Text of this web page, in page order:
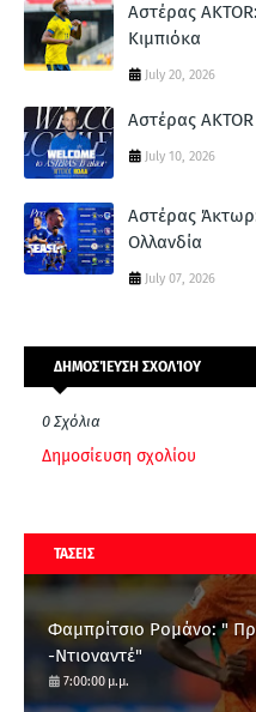
Αστέρας
Κιμπιόκα
July 20, 2026
Αστέρας
July 10, 2026
Αστέρας
Ολλανδία
July 07, 2026
ΔΗΜΟΣΊΕΥΣΗ ΣΧΟΛΊΟΥ
0 Σχόλια
Δημοσίευση σχολίου
ΤΑΣΕΙΣ
Φαμπρίτσιο Ρομάνο: "
-Ντιοναντέ"
7:00:00 μ.μ.